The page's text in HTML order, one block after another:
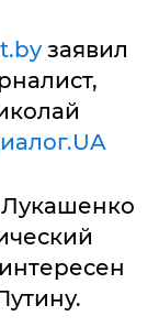
заявил
Лукашенко